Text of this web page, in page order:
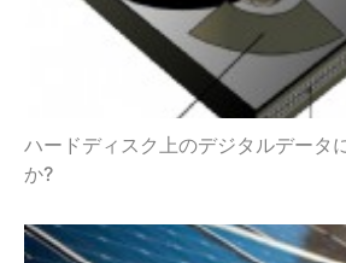
ハードディスク上のデジタルデータ
か?